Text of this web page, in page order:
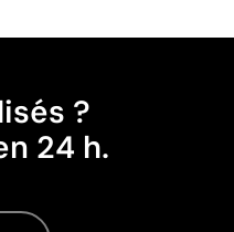
?
24 h.